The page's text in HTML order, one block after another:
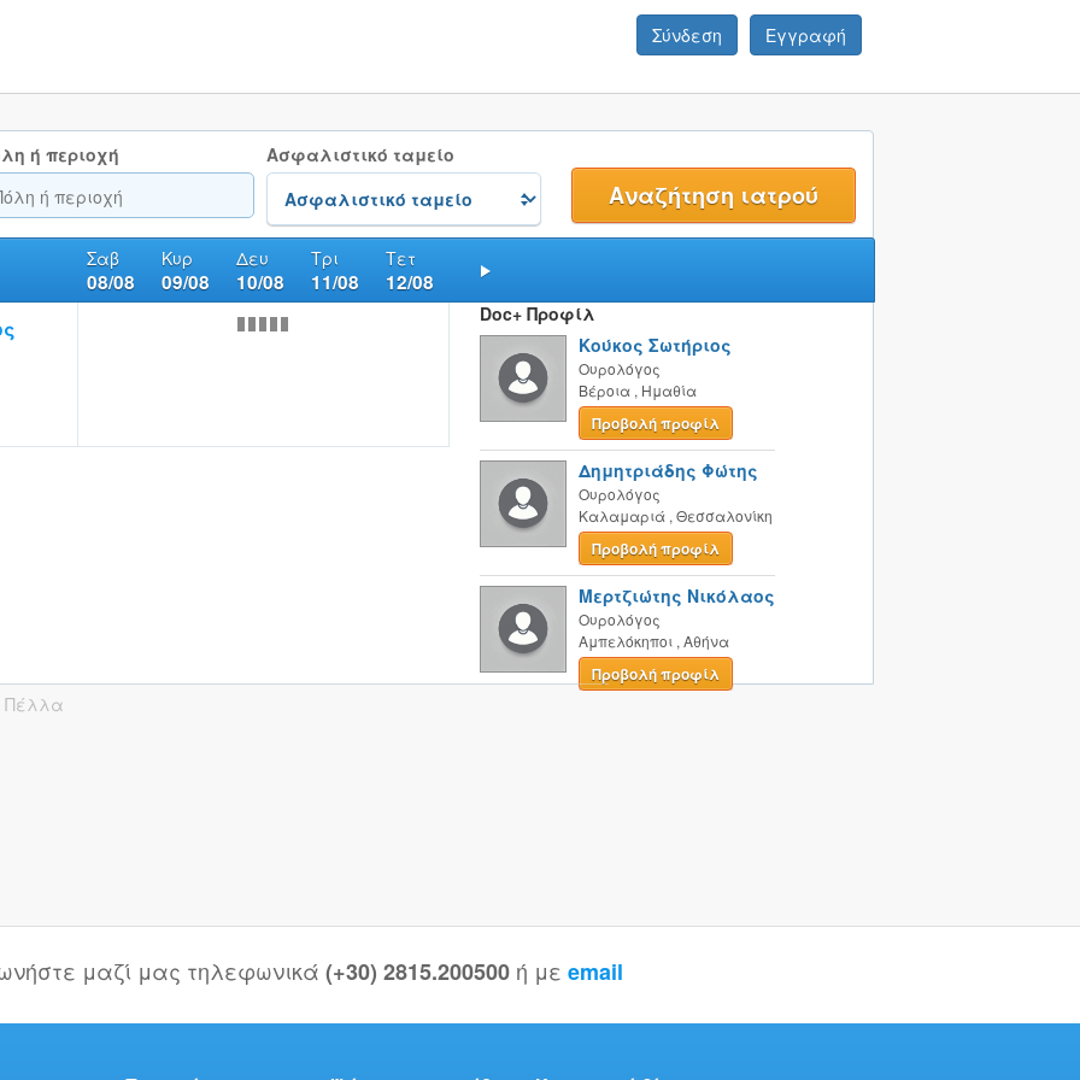
Σύνδεση Εγγραφή
ή περιοχή Ασφαλιστικό ταμείο
Σαβ
08/08
Κυρ
09/08
Δευ
10/08
Τρι
11/08
Τετ
12/08
Doc+ Προφίλ
Κούκος Σωτήριος
Ουρολόγος
Βέροια , Ημαθία
Προβολή προφίλ
Δημητριάδης Φώτης
Ουρολόγος
Καλαμαριά , Θεσσαλονίκη
Προβολή προφίλ
Μερτζιώτης Νικόλαος
Ουρολόγος
Αμπελόκηποι , Αθήνα
Προβολή προφίλ
Πέλλα
μαζί μας τηλεφωνικά (+30) 2815.200500 ή με email